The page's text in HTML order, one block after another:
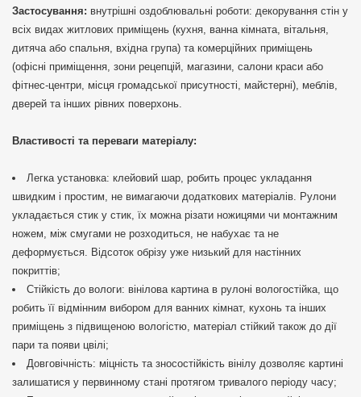
Застосування: внутрішні оздоблювальні роботи: декорування стін у
всіх видах житлових приміщень (кухня, ванна кімната, вітальня,
дитяча або спальня, вхідна група) та комерційних приміщень
(офісні приміщення, зони рецепцій, магазини, салони краси або
фітнес-центри, місця громадської присутності, майстерні), меблів,
дверей та інших рівних поверхонь.
Властивості та переваги матеріалу:
Легка установка: клейовий шар, робить процес укладання
швидким і простим, не вимагаючи додаткових матеріалів. Рулони
укладається стик у стик, їх можна різати ножицями чи монтажним
ножем, між смугами не розходиться, не набухає та не
деформується. Відсоток обрізу уже низький для настінних
покриттів;
Стійкість до вологи: вінілова картина в рулоні вологостійка, що
робить її відмінним вибором для ванних кімнат, кухонь та інших
приміщень з підвищеною вологістю, матеріал стійкий також до дії
пари та появи цвілі;
Довговічність: міцність та зносостійкість вінілу дозволяє картині
залишатися у первинному стані протягом тривалого періоду часу;